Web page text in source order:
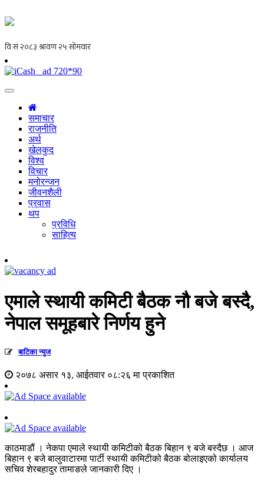
समाचार
राजनीति
अर्थ
खेलकुद
विश्व
विचार
मनोरन्जन
जीवनशैली
प्रवास
थप
प्रविधि
साहित्य
एमाले स्थायी कमिटी बैठक नौ बजे बस्दै,
नेपाल समूहबारे निर्णय हुने
बाटिका न्युज
२०७८ असार १३, आईतवार ०८:२६ मा प्रकाशित
काठमाडौं । नेकपा एमाले स्थायी कमिटीको बैठक बिहान ९ बजे बस्दैछ । आज
बिहान ९ बजे बालुवाटारमा पार्टी स्थायी कमिटीको बैठक बोलाइएको कार्यालय
सचिव शेरबहादुर तामाङले जानकारी दिए ।